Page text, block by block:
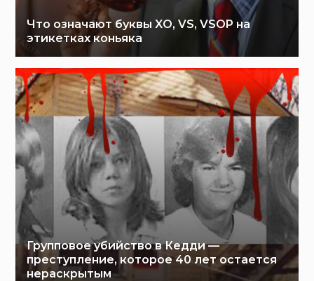
Что означают буквы XO, VS, VSOP на
этикетках коньяка
Групповое убийство в Кедди —
преступление, которое 40 лет остается
нераскрытым